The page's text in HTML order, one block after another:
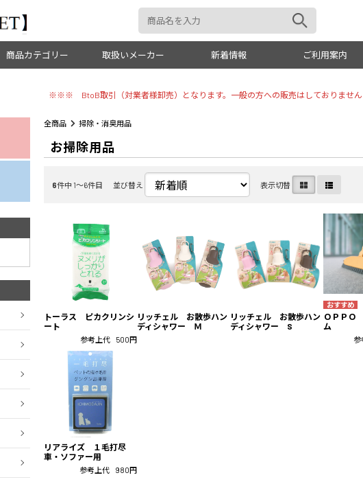
商品カテゴリー
お手入れ
美容・シャンプー
オー
掃除・消臭 その
取扱いメーカー 新着情報 ご利用案内
※※※ BtoB取引（対業者様卸売）となります。一般の方への販売はしておりま
全商品 掃除・消臭用品
お掃除用品
6件中 1〜6件目 並び替え 表示切替
トーラス ピカクリンシ
ート
参考上代 500円
リッチェル お散歩ハン
ディシャワー Ｍ
リッチェル お散歩ハン
ディシャワー S
ＯＰＰＯ
ム
参
リアライズ １毛打尽
車・ソファー用
参考上代 980円